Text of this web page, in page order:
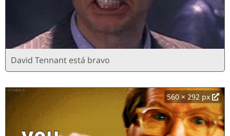
David Tennant está bravo
560 × 292 px